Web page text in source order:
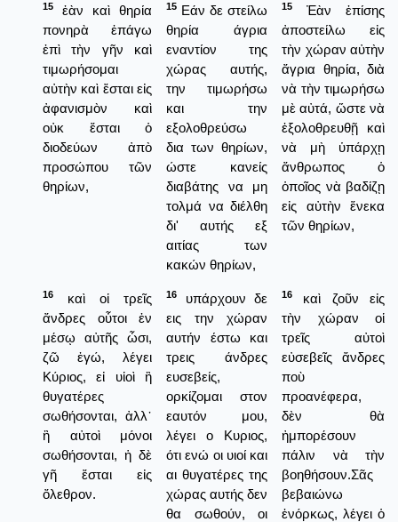
15
ἐὰν καὶ θηρία
πονηρὰ ἐπάγω
ἐπὶ τὴν γῆν καὶ
τιμωρήσομαι
αὐτὴν καὶ ἔσται εἰς
ἀφανισμὸν καὶ
οὐκ ἔσται ὁ
διοδεύων ἀπὸ
προσώπου τῶν
θηρίων,
15 Εάν δε στείλω
θηρία άγρια
εναντίον της
χώρας αυτής,
την τιμωρήσω
και την
εξολοθρεύσω
δια των θηρίων,
ώστε κανείς
διαβάτης να μη
τολμά να διέλθη
δι' αυτής εξ
αιτίας των
κακών θηρίων,
15
Ἐὰν ἐπίσης
ἀποστείλω εἰς
τὴν χώραν αὐτὴν
ἄγρια θηρία, διὰ
νὰ τὴν τιμωρήσω
μὲ αὐτά, ὥστε νὰ
ἐξολοθρευθῇ καὶ
νὰ μὴ ὑπάρχῃ
ἄνθρωπος ὁ
ὁποῖος νὰ βαδίζῃ
εἰς αὐτὴν ἕνεκα
τῶν θηρίων,
16
καὶ οἱ τρεῖς
ἄνδρες οὗτοι ἐν
μέσῳ αὐτῆς ὦσι,
ζῶ ἐγώ, λέγει
Κύριος, εἰ υἱοὶ ἢ
θυγατέρες
σωθήσονται, ἀλλ᾿
ἢ αὐτοὶ μόνοι
σωθήσονται, ἡ δὲ
γῆ ἔσται εἰς
ὄλεθρον.
16
υπάρχουν δε
εις την χώραν
αυτήν έστω και
τρεις άνδρες
ευσεβείς,
ορκίζομαι στον
εαυτόν μου,
λέγει ο Κυριος,
ότι ενώ οι υιοί και
αι θυγατέρες της
χώρας αυτής δεν
θα σωθούν, οι
16
καὶ ζοῦν εἰς
τὴν χώραν οἱ
τρεῖς αὐτοὶ
εὐσεβεῖς ἄνδρες
ποὺ
προανέφερα,
δὲν θὰ
ἠμπορέσουν
πάλιν νὰ τὴν
βοηθήσουν.Σᾶς
βεβαιώνω
ἐνόρκως, λέγει ὁ